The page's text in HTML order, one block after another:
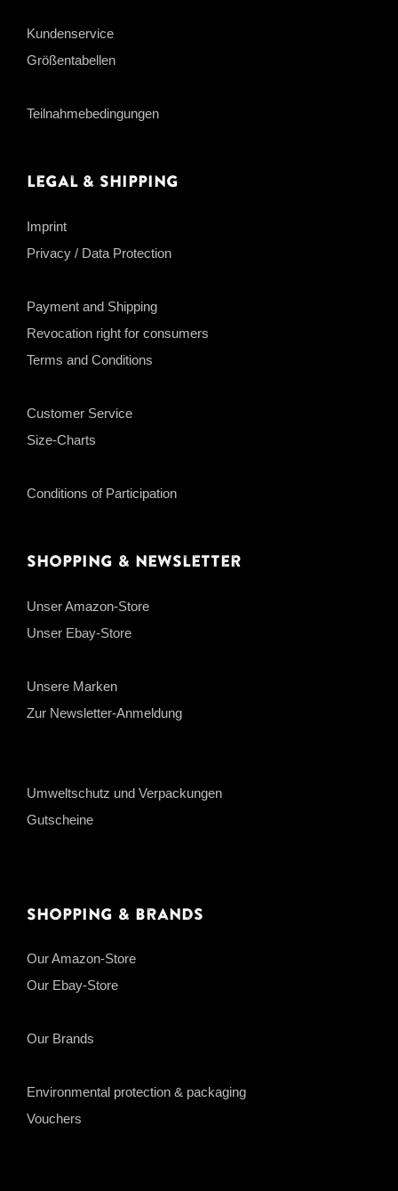
Kundenservice
Größentabellen
Teilnahmebedingungen
Legal & Shipping
Imprint
Privacy / Data Protection
Payment and Shipping
Revocation right for consumers
Terms and Conditions
Customer Service
Size-Charts
Conditions of Participation
Shopping & Newsletter
Unser Amazon-Store
Unser Ebay-Store
Unsere Marken
Zur Newsletter-Anmeldung
Umweltschutz und Verpackungen
Gutscheine
Shopping & Brands
Our Amazon-Store
Our Ebay-Store
Our Brands
Environmental protection & packaging
Vouchers